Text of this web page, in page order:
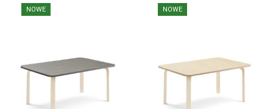
NOWE NOWE